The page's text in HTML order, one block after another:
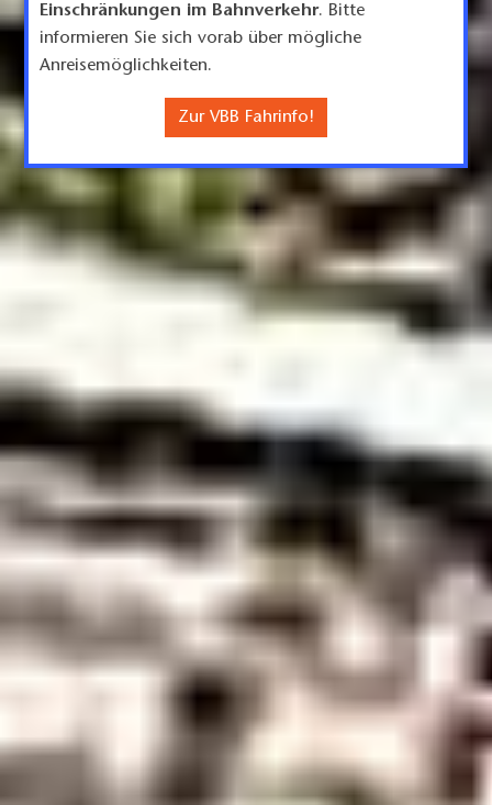
Einschränkungen im Bahnverkehr. Bitte
informieren Sie sich vorab über mögliche
Anreisemöglichkeiten.
Zur VBB Fahrinfo!